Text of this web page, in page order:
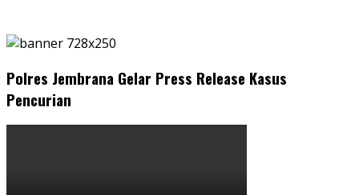
Polres Jembrana Gelar Press Release Kasus
Pencurian